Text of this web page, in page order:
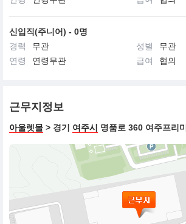
신입직(주니어) - 0명
경력
무관 성별
무관
연령
연령무관 급여 협의
근무지정보
아울렛몰 > 경기 여주시 명품로 360 여주프리